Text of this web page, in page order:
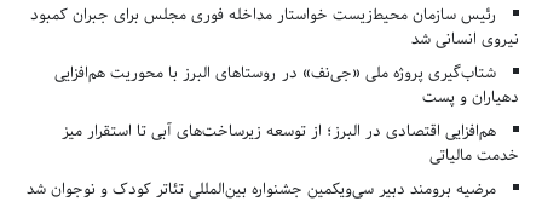
رئیس سازمان محیط‌زیست خواستار مداخله فوری مجلس برای جبران کمبود
نیروی انسانی شد
شتاب‌گیری پروژه ملی «جی‌نف» در روستاهای البرز با محوریت هم‌افزایی
دهیاران و پست
هم‌افزایی اقتصادی در البرز؛ از توسعه زیرساخت‌های آبی تا استقرار میز
خدمت مالیاتی
مرضیه برومند دبیر سی‌ویکمین جشنواره بین‌المللی تئاتر کودک و نوجوان شد